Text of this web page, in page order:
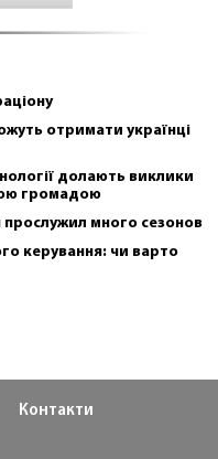
отримати українці
долають виклики
громадою
много сезонов
керування: чи варто
Контакти